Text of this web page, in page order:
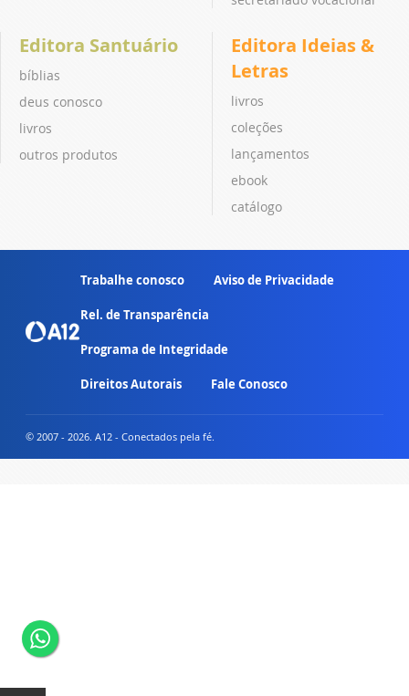
Editora Santuário
bíblias
deus conosco
livros
outros produtos
Editora Ideias &
Letras
livros
coleções
lançamentos
ebook
catálogo
Trabalhe conosco Aviso de Privacidade
Rel. de Transparência
Programa de Integridade
Direitos Autorais Fale Conosco
© 2007 - 2026. A12 - Conectados pela fé.